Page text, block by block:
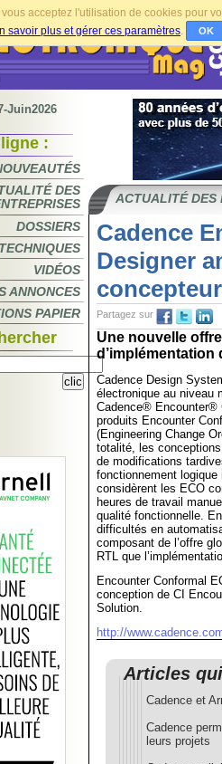
acceptez l'utilisation de cookies pour
savoir plus et gérer ces paramètres. OK
Juin2026
:
DES
DOSSIERS
TECHNIQUES
VIDÉOS
ANNONCES
PAPIER
ACTUALITÉ DES
Cadence
Designer
Partagez sur
Une nouvelle
d’implémentation
Cadence Design
électronique au niveau
Cadence® Encounter®
produits Encounter
(Engineering Change
totalité, les
de modifications
fonctionnement logique
considèrent les ECO
heures de travail
qualité fonctionnelle.
difficultés en
composant de l’offre
RTL que
Encounter Conformal
conception de CI
Solution.
http://
Articles
Cadence et
Cadence
leurs projets